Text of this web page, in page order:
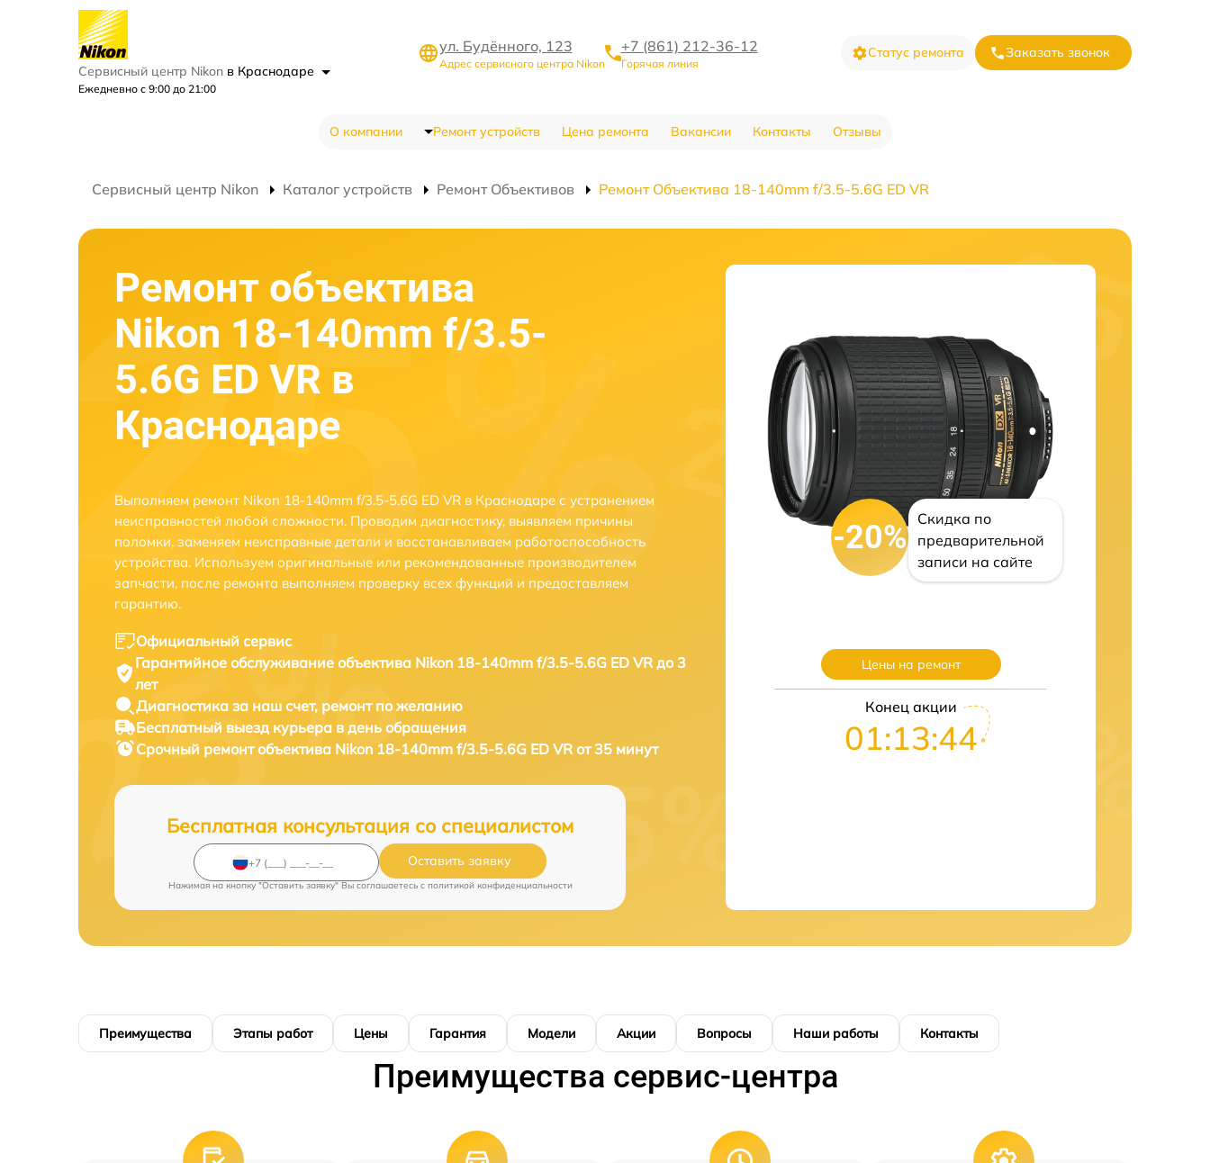
Сервисный центр Nikon в Краснодаре
Ежедневно с 9:00 до 21:00
ул. Будённого, 123
Адрес сервисного центра Nikon
+7 (861) 212-36-12
Горячая линия
Статус ремонта Заказать звонок
О компании Ремонт устройств Цена ремонта Вакансии Контакты Отзывы
Сервисный центр Nikon Каталог устройств Ремонт Объективов Ремонт Объектива 18-140mm f/3.5-5.6G ED VR
Ремонт объектива
Nikon 18-140mm f/3.5-
5.6G ED VR в
Краснодаре
Выполняем ремонт Nikon 18-140mm f/3.5-5.6G ED VR в Краснодаре с устранением
неисправностей любой сложности. Проводим диагностику, выявляем причины
поломки, заменяем неисправные детали и восстанавливаем работоспособность
устройства. Используем оригинальные или рекомендованные производителем
запчасти, после ремонта выполняем проверку всех функций и предоставляем
гарантию.
Официальный сервис
Гарантийное обслуживаниеобъектива Nikon 18-140mm f/3.5-5.6G ED VR до 3
лет
Диагностика за наш счет, ремонт по желанию
Бесплатный выезд курьера в день обращения
Срочный ремонтобъектива Nikon 18-140mm f/3.5-5.6G ED VR от 35 минут
Бесплатная консультация со специалистом
Оставить заявку
Нажимая на кнопку "Оставить заявку" Вы соглашаетесь c политикой конфиденциальности
-20%
Скидка по
предварительной
записи на сайте
Цены на ремонт
Конец акции
01:13:43
Преимущества Этапы работ Цены Гарантия Модели Акции Вопросы Наши работы Контакты
Преимущества сервис-центра